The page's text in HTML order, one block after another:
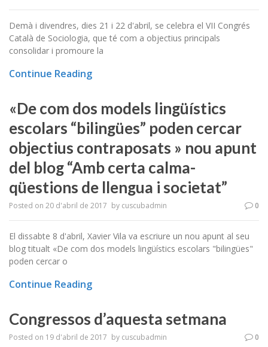
Demà i divendres, dies 21 i 22 d'abril, se celebra el VII Congrés
Català de Sociologia, que té com a objectius principals
consolidar i promoure la
Continue Reading
«De com dos models lingüístics
escolars “bilingües” poden cercar
objectius contraposats » nou apunt
del blog “Amb certa calma-
qüestions de llengua i societat”
Posted on 20 d'abril de 2017 by cuscubadmin 0
El dissabte 8 d'abril, Xavier Vila va escriure un nou apunt al seu
blog titualt «De com dos models lingüístics escolars "bilingües"
poden cercar o
Continue Reading
Congressos d’aquesta setmana
Posted on 19 d'abril de 2017 by cuscubadmin 0